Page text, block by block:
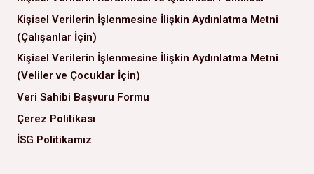
Kişisel Verilerin İşlenmesine İlişkin Aydınlatma Metni
(Çalışanlar İçin)
Kişisel Verilerin İşlenmesine İlişkin Aydınlatma Metni
(Veliler ve Çocuklar İçin)
Veri Sahibi Başvuru Formu
Çerez Politikası
İSG Politikamız